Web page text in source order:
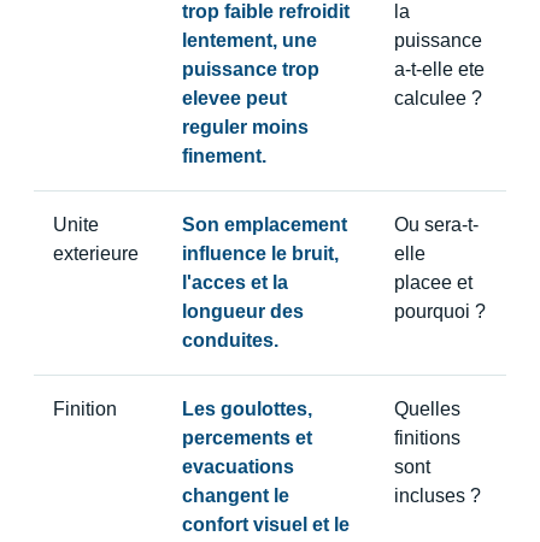
trop faible refroidit
lentement, une
puissance trop
elevee peut
reguler moins
finement.
la
puissance
a-t-elle ete
calculee ?
Unite
exterieure
Son emplacement
influence le bruit,
l'acces et la
longueur des
conduites.
Ou sera-t-
elle
placee et
pourquoi ?
Finition
Les goulottes,
percements et
evacuations
changent le
confort visuel et le
Quelles
finitions
sont
incluses ?